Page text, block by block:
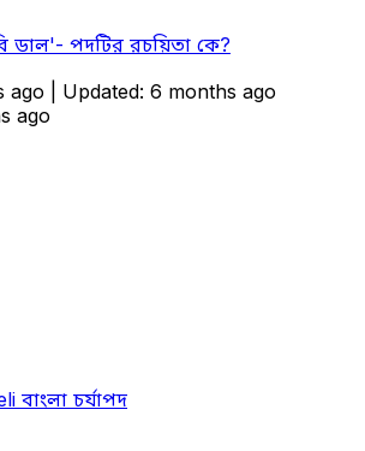
পদটির রচয়িতা কে?
ago | Updated: 6 months ago
ago
বাংলা চর্যাপদ